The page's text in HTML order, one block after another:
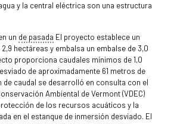
y la central eléctrica son una estructura
un de pasada El proyecto establece un
hectáreas y embalsa un embalse de 3,0
proporciona caudales mínimos de 1,0
de aproximadamente 61 metros de
de caudal se desarrolló en consulta con el
Ambiental de Vermont (VDEC)
de los recursos acuáticos y la
en el estanque de inmersión desviado. El